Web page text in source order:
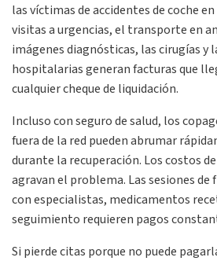
las víctimas de accidentes de coche
visitas a urgencias, el transporte en
imágenes diagnósticas, las cirugías y
hospitalarias generan facturas que
cualquier cheque de liquidación.
Incluso con seguro de salud, los
fuera de la red pueden abrumar
durante la recuperación. Los costos
agravan el problema. Las sesiones
con especialistas, medicamentos
seguimiento requieren pagos
Si pierde citas porque no puede